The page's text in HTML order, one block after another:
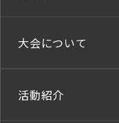
大会について
活動紹介